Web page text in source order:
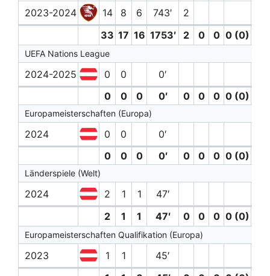
2023-2024
14 8 6 743′
2
33 17 16 1753′ 2 0 0 0 (0)
UEFA Nations League
2024-2025 0 0
0′
0
0 0 0′ 0 0 0 0 (0)
Europameisterschaften (Europa)
2024 0 0
0′
0
0 0 0′ 0 0 0 0 (0)
Länderspiele (Welt)
2024 2 1 1
47′
2
1 1 47′ 0 0 0 0 (0)
Europameisterschaften Qualifikation (Europa)
2023 1 1
45′